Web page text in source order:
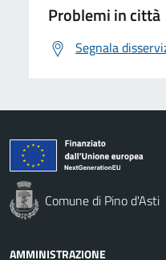
Problemi in città
Segnala
Comune di Pino d'Asti
AMMINISTRAZIONE